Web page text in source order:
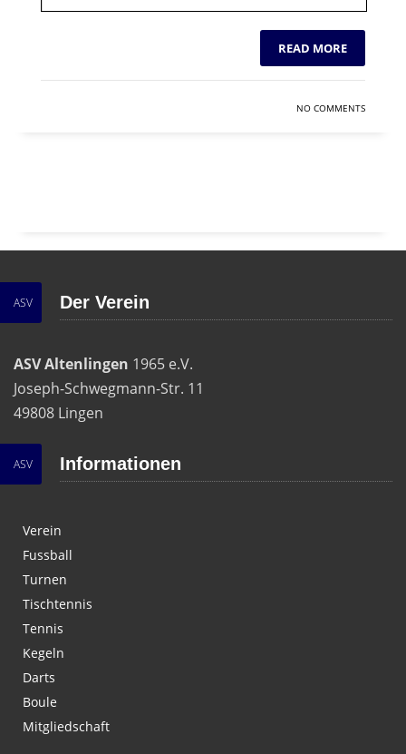
READ MORE
NO COMMENTS
ASV Der Verein
ASV Altenlingen 1965 e.V.
Joseph-Schwegmann-Str. 11
49808 Lingen
ASV Informationen
Verein
Fussball
Turnen
Tischtennis
Tennis
Kegeln
Darts
Boule
Mitgliedschaft